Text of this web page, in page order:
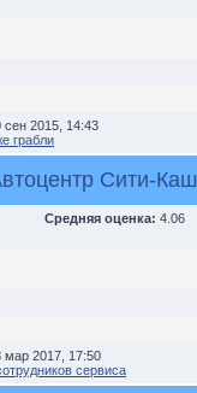
сен 2015, 14:43
грабли
Сити-
Средняя оценка: 4.06
мар 2017, 17:50
сервиса